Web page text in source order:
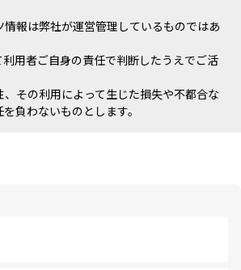
情報は弊社が運営管理しているものではあ
利用者ご自身の責任で判断したうえでご活
その利用によって生じた損失や不都合な
負わないものとします。